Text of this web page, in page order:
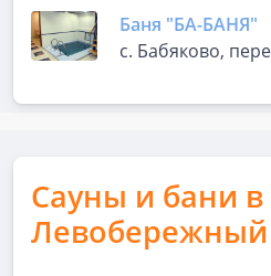
Баня "БА-БАНЯ"
с. Бабяково,
Сауны и бани
Левобережный